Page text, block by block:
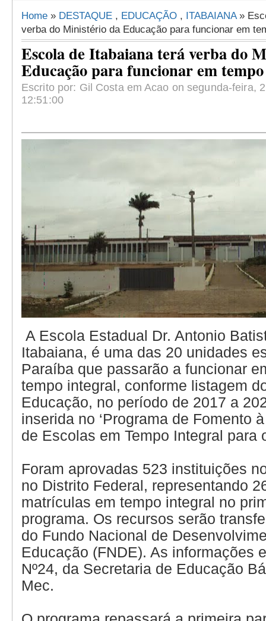
Home » DESTAQUE , EDUCAÇÃO , ITABAIANA»
verba do Ministério da Educação para funcionar em
Escola de Itabaiana terá verba do
Educação para funcionar em
Escrito por: Gil Costa em Acao on segunda-feira,
12:51:00
A Escola Estadual Dr. Antonio
Itabaiana, é uma das 20 unidades
Paraíba que passarão a funcionar
tempo integral, conforme listagem
Educação, no período de 2017 a
inserida no ‘Programa de Fomento
de Escolas em Tempo Integral para
Foram aprovadas 523 instituições
no Distrito Federal, representando
matrículas em tempo integral no
programa. Os recursos serão
do Fundo Nacional de
Educação (FNDE). As informações
Nº24, da Secretaria de Educação
Mec.